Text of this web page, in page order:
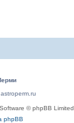
© phpBB Limited
phpBB